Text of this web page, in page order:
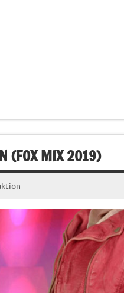
(FOX MIX 2019)